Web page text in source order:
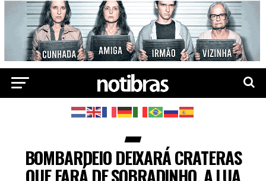
BOMBARDEIO DEIXARÁ CRATERAS
QUE FARÁ DE SOBRADINHO, A LUA